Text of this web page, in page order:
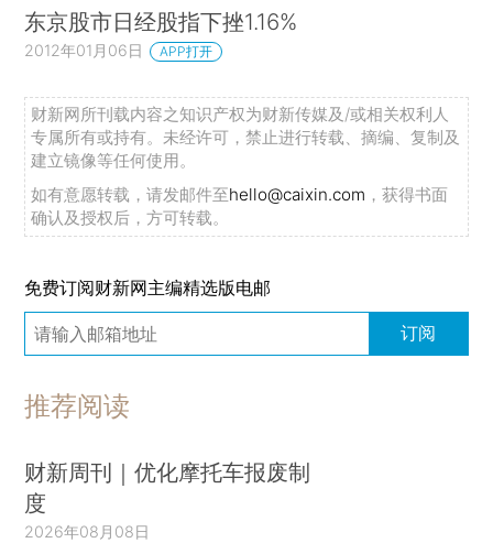
东京股市日经股指下挫1.16%
2012年01月06日 APP打开
财新网所刊载内容之知识产权为财新传媒及/或相关权利人
专属所有或持有。未经许可，禁止进行转载、摘编、复制及
建立镜像等任何使用。
如有意愿转载，请发邮件至hello@caixin.com ，获得书面
确认及授权后，方可转载。
免费订阅财新网主编精选版电邮
订阅
推荐阅读
财新周刊｜优化摩托车报废制
度
2026年08月08日